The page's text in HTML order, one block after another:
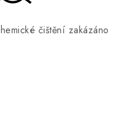
čištění zakázáno